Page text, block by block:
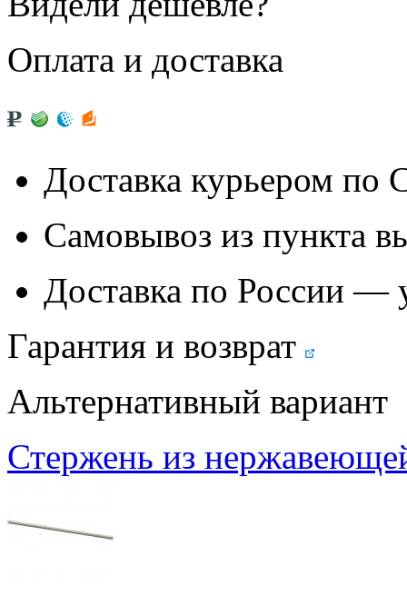
Оплата и доставка
Доставка курьером
Самовывоз из пункта
Доставка по России —
Гарантия и возврат
Альтернативный вариант
Стержень из